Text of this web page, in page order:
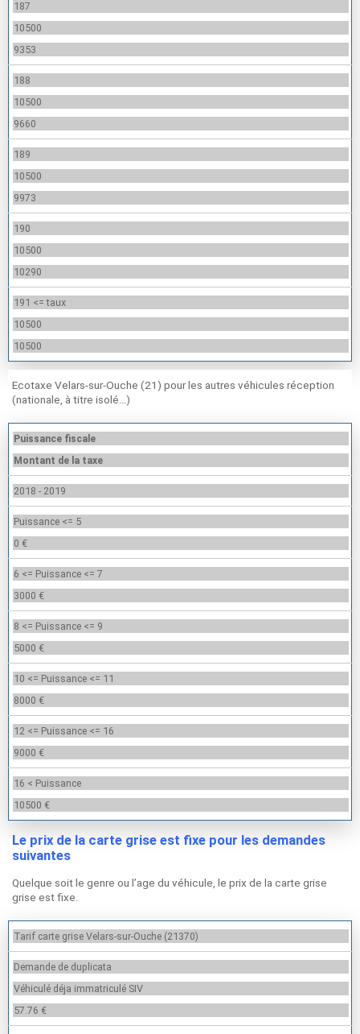
187
10500
9353
188
10500
9660
189
10500
9973
190
10500
10290
191 <= taux
10500
10500
Ecotaxe Velars-sur-Ouche (21) pour les autres véhicules réception
(nationale, à titre isolé…)
Puissance fiscale
Montant de la taxe
2018 - 2019
Puissance <= 5
0 €
6 <= Puissance <= 7
3000 €
8 <= Puissance <= 9
5000 €
10 <= Puissance <= 11
8000 €
12 <= Puissance <= 16
9000 €
16 < Puissance
10500 €
Le prix de la carte grise est fixe pour les demandes
suivantes
Quelque soit le genre ou l’age du véhicule, le prix de la carte grise
grise est fixe.
Tarif carte grise Velars-sur-Ouche (21370)
Demande de duplicata
Véhiculé déja immatriculé SIV
57.76 €